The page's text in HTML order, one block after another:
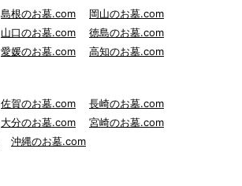
島根のお墓.com
岡山のお墓.com
山口のお墓.com
徳島のお墓.com
愛媛のお墓.com 高知のお墓.com
佐賀のお墓.com
長崎のお墓.com
大分のお墓.com
宮崎のお墓.com
沖縄のお墓.com